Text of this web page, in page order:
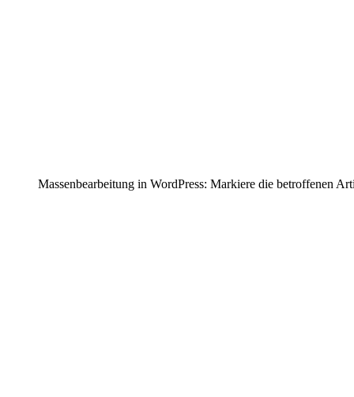
Massenbearbeitung in WordPress: Markiere die betroffenen